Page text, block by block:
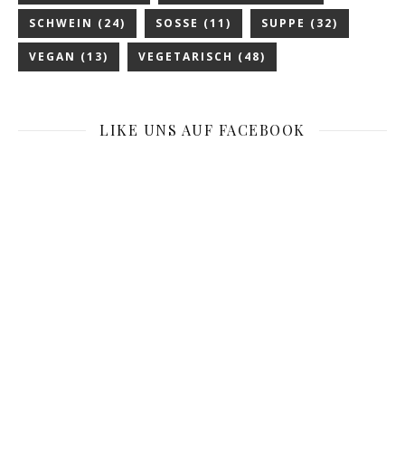
SCHWEIN (24) SOSSE (11) SUPPE (32)
VEGAN (13) VEGETARISCH (48)
LIKE UNS AUF FACEBOOK